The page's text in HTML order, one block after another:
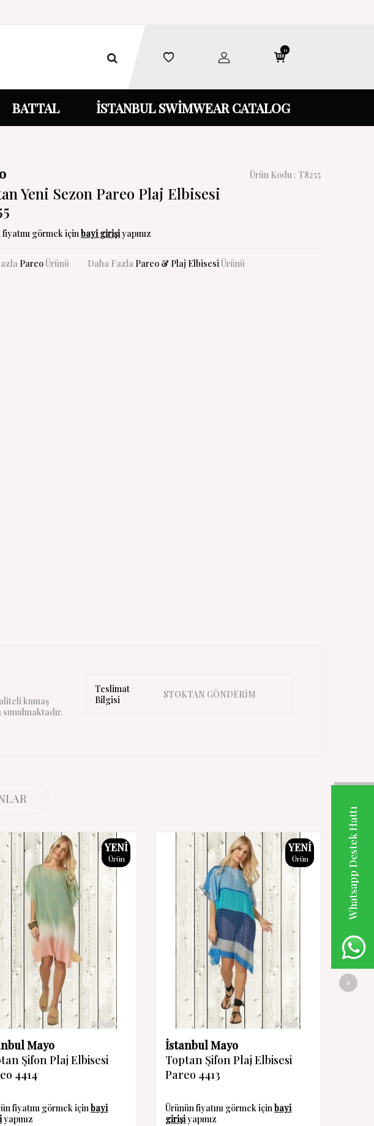
Whatsapp Destek Hattı
0
BATTAL İSTANBUL SWİMWEAR CATALOG
Ürün Kodu : T8255
Yeni Sezon Pareo Plaj Elbisesi
görmek içinbayi girişiyapınız
PareoÜrünü Daha Fazla Pareo & Plaj ElbisesiÜrünü
kumaş
sunulmaktadır.
Teslimat
Bilgisi
STOKTAN GÖNDERİM
YENI
Ürün
Mayo
Şifon Plaj Elbisesi
4414
fiyatını görmek içinbayi
yapınız
YENI
Ürün
İstanbul Mayo
Toptan Şifon Plaj Elbisesi
Pareo 4413
Ürünün fiyatını görmek içinbayi
girişiyapınız